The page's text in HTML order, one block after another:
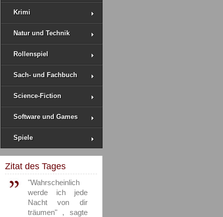
Krimi
Natur und Technik
Rollenspiel
Sach- und Fachbuch
Science-Fiction
Software und Games
Spiele
Zitat des Tages
"Wahrscheinlich
werde ich jede
Nacht von dir
träumen" , sagte